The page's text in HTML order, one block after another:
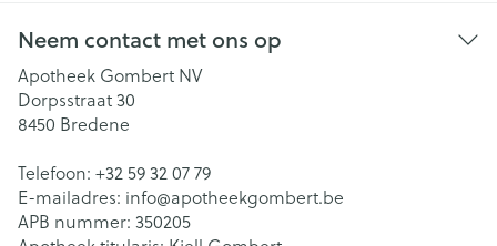
Neem contact met ons op
Apotheek Gombert NV
Dorpsstraat 30
8450 Bredene
Telefoon: +32 59 32 07 79
E-mailadres: info@apotheekgombert.be
APB nummer: 350205